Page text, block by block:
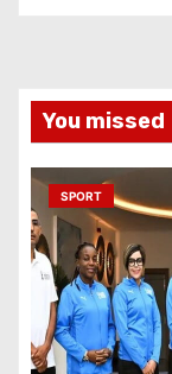
You missed
SPORT